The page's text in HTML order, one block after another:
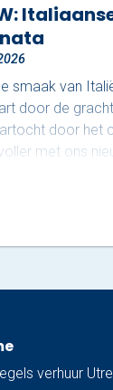
smaak van
door de
door het
met ons
jullie
genieten jullie
Italiaanse
een…
verhuur